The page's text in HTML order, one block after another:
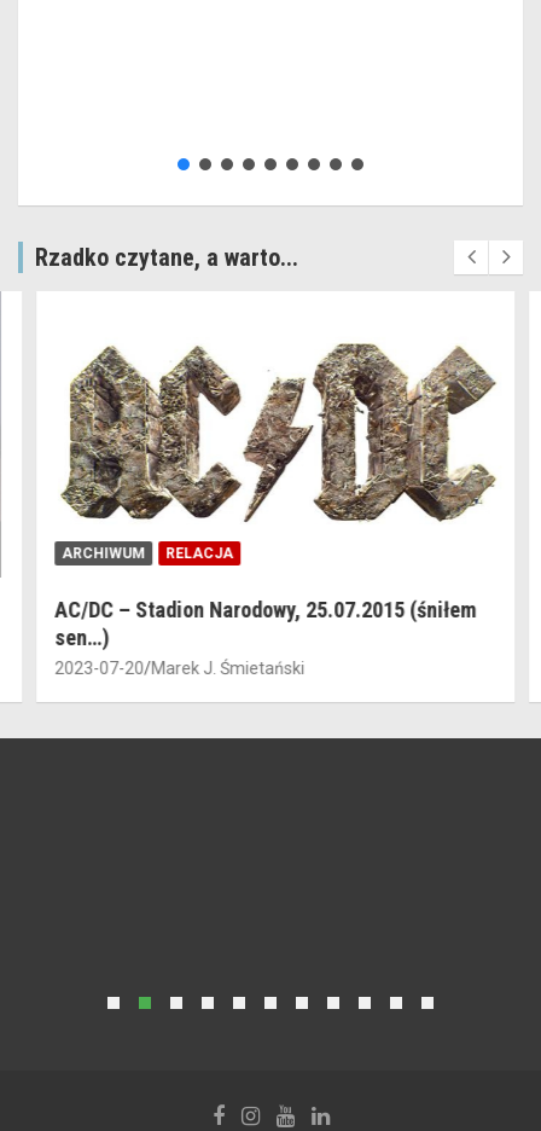
Rzadko czytane, a warto...
ARCHIWUM RELACJA
AC/DC – Stadion Narodowy, 25.07.2015 (śniłem
sen…)
2023-07-20 Marek J. Śmietański